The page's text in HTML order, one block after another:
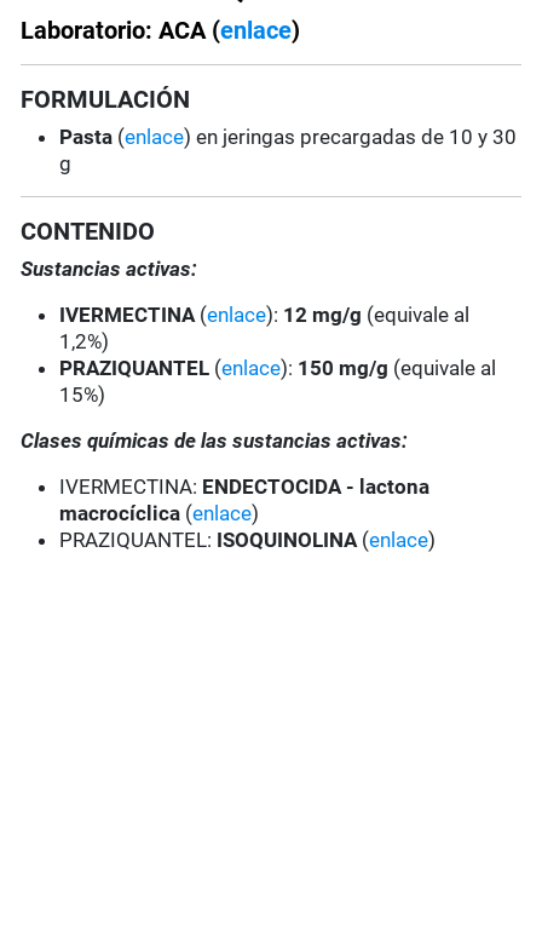
Laboratorio: ACA (enlace)
FORMULACIÓN
Pasta (enlace) en jeringas precargadas de 10 y 30
g
CONTENIDO
Sustancias activas:
IVERMECTINA (enlace): 12 mg/g (equivale al
1,2%)
PRAZIQUANTEL (enlace): 150 mg/g (equivale al
15%)
Clases químicas de las sustancias activas:
IVERMECTINA: ENDECTOCIDA - lactona
macrocíclica (enlace)
PRAZIQUANTEL: ISOQUINOLINA(enlace)